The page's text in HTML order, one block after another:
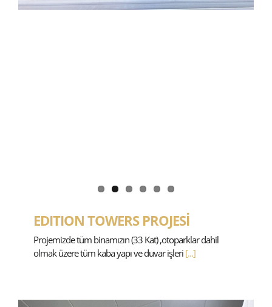
EDITION TOWERS PROJESİ
Projemizde tüm binamızın (33 Kat) ,otoparklar dahil
olmak üzere tüm kaba yapı ve duvar işleri [...]